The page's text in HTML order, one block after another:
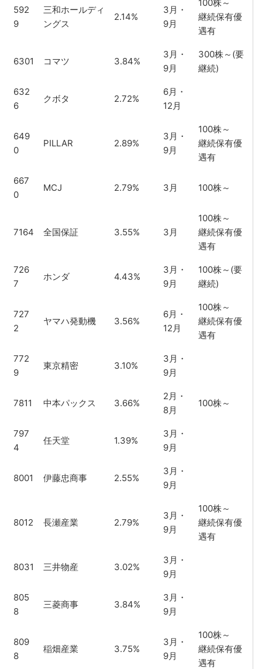
592
9
三和ホールディ
ングス
2.14%
3月・
9月
100株～
継続保有優
遇有
6301 コマツ 3.84%
3月・
9月
300株～(要
継続)
632
6
クボタ 2.72%
6月・
12月
649
0
PILLAR 2.89%
3月・
9月
100株～
継続保有優
遇有
667
0
MCJ 2.79% 3月 100株～
7164 全国保証 3.55% 3月
100株～
継続保有優
遇有
726
7
ホンダ 4.43%
3月・
9月
100株～(要
継続)
727
2
ヤマハ発動機 3.56%
6月・
12月
100株～
継続保有優
遇有
772
9
東京精密 3.10%
3月・
9月
7811 中本パックス 3.66%
2月・
8月
100株～
797
4
任天堂 1.39%
3月・
9月
8001 伊藤忠商事 2.55%
3月・
9月
8012 長瀬産業 2.79%
3月・
9月
100株～
継続保有優
遇有
8031 三井物産 3.02%
3月・
9月
805
8
三菱商事 3.84%
3月・
9月
809
8
稲畑産業 3.75%
3月・
9月
100株～
継続保有優
遇有